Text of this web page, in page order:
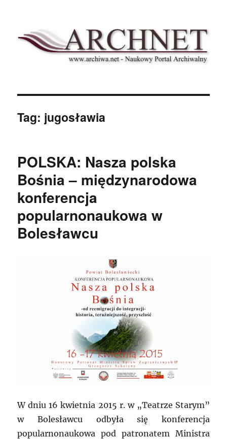
Archnet
Tag: jugosławia
POLSKA: Nasza polska
Bośnia – międzynarodowa
konferencja
popularnonaukowa w
Bolesławcu
W dniu 16 kwietnia 2015 r. w „Teatrze Starym”
w Bolesławcu odbyła się konferencja
popularnonaukowa pod patronatem Ministra